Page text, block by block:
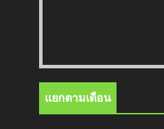
แยกตามเดือน